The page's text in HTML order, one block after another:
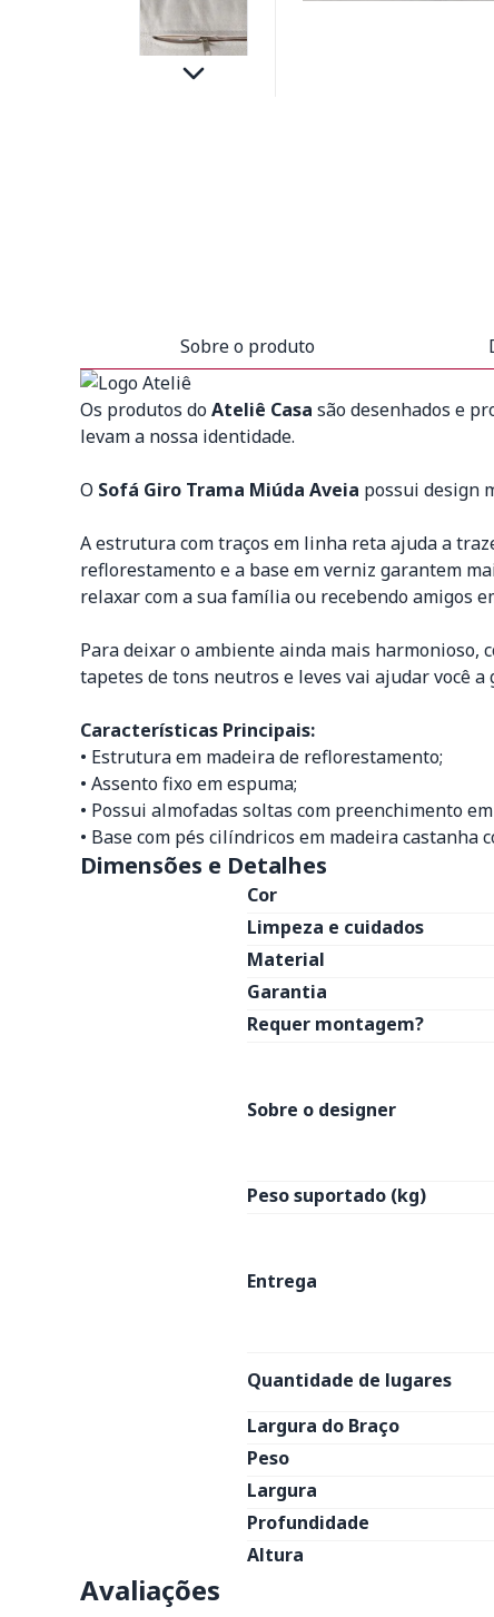
Sobre o produto
Os produtos doAteliê Casa são desenhados e
levam a nossa identidade.
O Sofá Giro Trama Miúda Aveia possui design
A estrutura com traços em linha reta ajuda a
reflorestamento e a base em verniz garantem
relaxar com a sua família ou recebendo amigos
Para deixar o ambiente ainda mais harmonioso,
tapetes de tons neutros e leves vai ajudar você
Características Principais:
• Estrutura em madeira de reflorestamento;
• Assento fixo em espuma;
• Possui almofadas soltas com preenchimento
• Base com pés cilíndricos em madeira castanha
Dimensões e Detalhes
Cor
Limpeza e cuidados
Material
Garantia
Requer montagem?
Sobre o designer
Peso suportado (kg)
Entrega
Quantidade de lugares
Largura do Braço
Peso
Largura
Profundidade
Altura
Avaliações